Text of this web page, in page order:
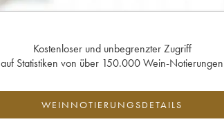
Kostenloser und unbegrenzter Zugriff
auf Statistiken von über 150.000 Wein-Notierungen
WEINNOTIERUNGSDETAILS